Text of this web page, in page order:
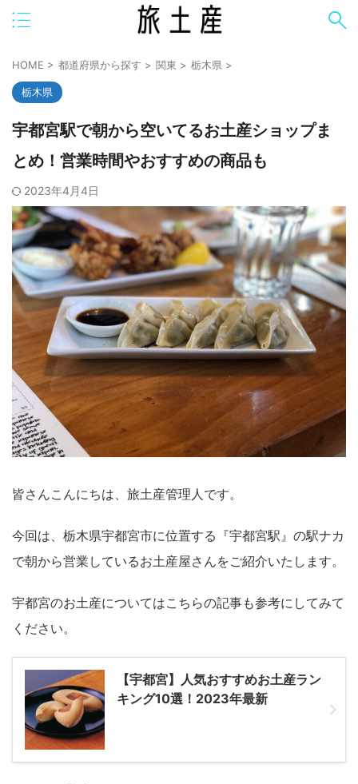
HOME > 都道府県から探す > 関東 > 栃木県 >
栃木県
宇都宮駅で朝から空いてるお土産ショップま
とめ！営業時間やおすすめの商品も
2023年4月4日
皆さんこんにちは、旅土産管理人です。
今回は、栃木県宇都宮市に位置する『宇都宮駅』の駅ナカ
で朝から営業しているお土産屋さんをご紹介いたします。
宇都宮のお土産についてはこちらの記事も参考にしてみて
ください。
【宇都宮】人気おすすめお土産ラン
キング10選！2023年最新